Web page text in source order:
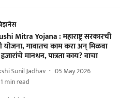
Mitra Yojana : महाराष्ट्र सरकारची
योजना, गावातच काम करा अन् मिळवा
मानधन, पात्रता काय? वाचा
Sunil Jadhav
05 May 2026
1 min read